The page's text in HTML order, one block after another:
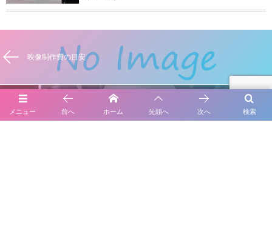
映像制作費の目安
【WEB】和田経営相談事務所様
メニュー 検索
前へ ホーム 先頭へ 次へ